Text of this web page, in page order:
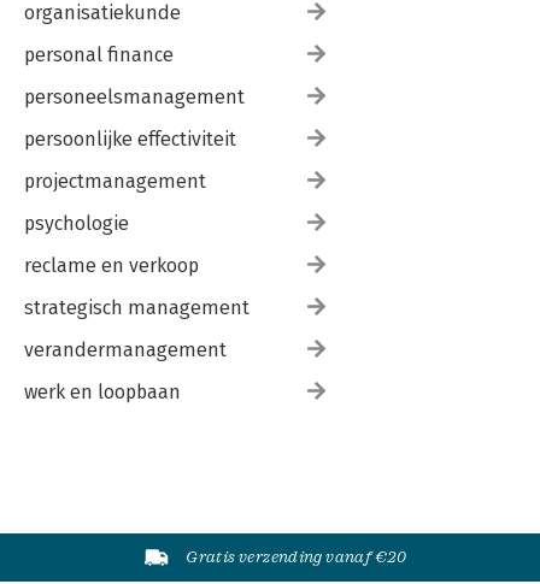
organisatiekunde
personal finance
personeelsmanagement
persoonlijke effectiviteit
projectmanagement
psychologie
reclame en verkoop
strategisch management
verandermanagement
werk en loopbaan
Gratis verzending vanaf €20